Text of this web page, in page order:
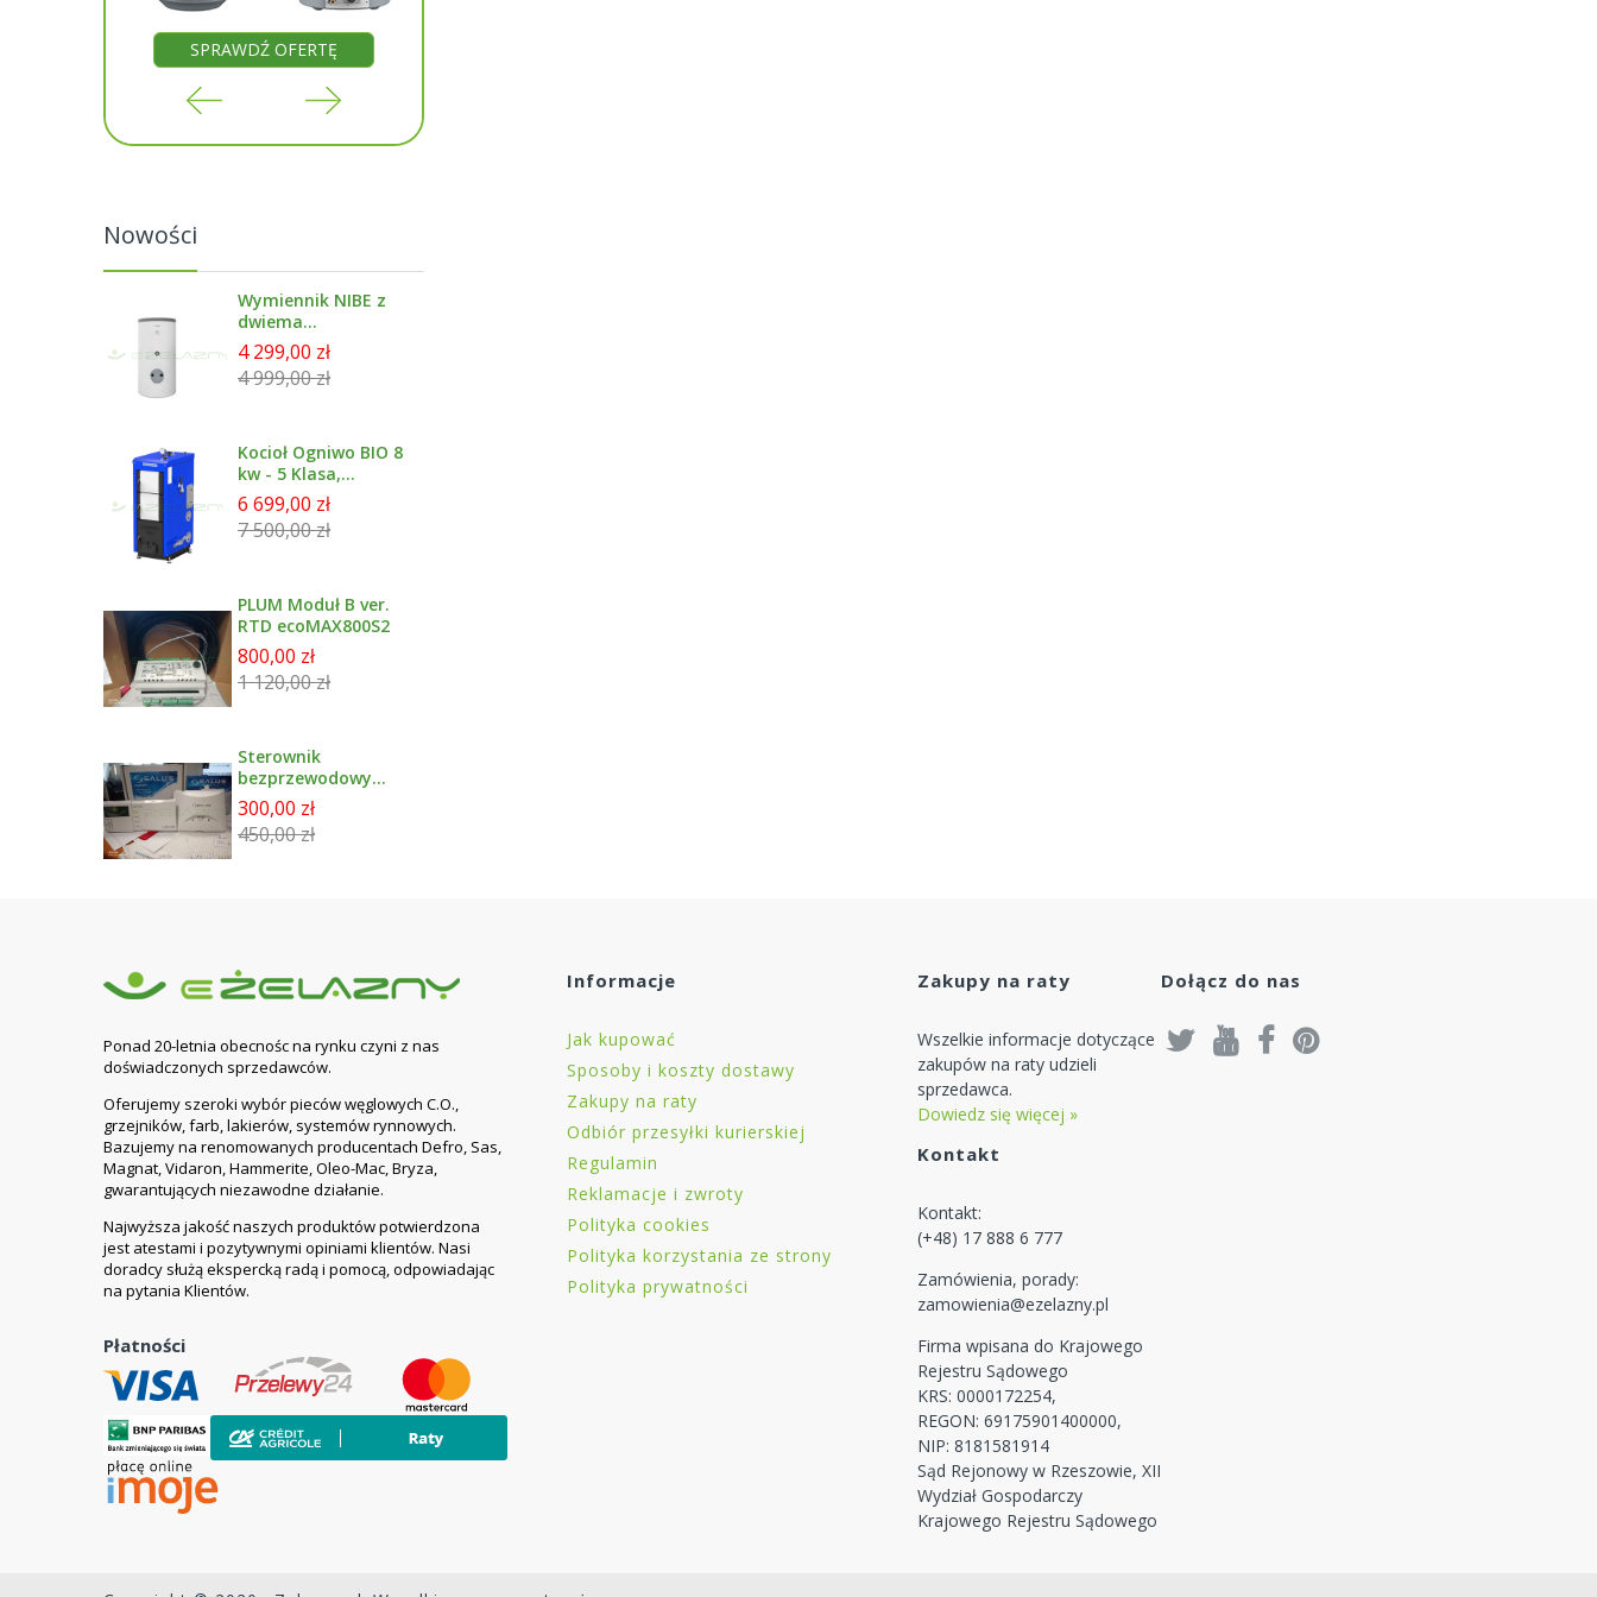
SPRAWDŹ OFERTĘ
Nowości
Wymiennik NIBE z
dwiema
wężownicami
emailowany 300 l -
BA-ST 9030-2FE
4 299,00 zł
4 999,00 zł
Kocioł Ogniwo BIO 8
kw - 5 Klasa,
Ecodesign
6 699,00 zł
7 500,00 zł
PLUM Moduł B ver.
RTD ecoMAX800S2
800,00 zł
1 120,00 zł
Sterownik
bezprzewodowy
tygodniowy
091FLWBC SALUS +
Moduł rxwbc605
300,00 zł
450,00 zł
Ponad 20-letnia obecnośc na rynku czyni z nas
doświadczonych sprzedawców.
Oferujemy szeroki wybór pieców węglowych C.O.,
grzejników, farb, lakierów, systemów rynnowych.
Bazujemy na renomowanych producentach Defro, Sas,
Magnat, Vidaron, Hammerite, Oleo-Mac, Bryza,
gwarantujących niezawodne działanie.
Najwyższa jakość naszych produktów potwierdzona
jest atestami i pozytywnymi opiniami klientów. Nasi
doradcy służą ekspercką radą i pomocą, odpowiadając
na pytania Klientów.
Płatności
Informacje
Jak kupować
Sposoby i koszty dostawy
Zakupy na raty
Odbiór przesyłki kurierskiej
Regulamin
Reklamacje i zwroty
Polityka cookies
Polityka korzystania ze strony
Polityka prywatności
Zakupy na raty
Wszelkie informacje dotyczące
zakupów na raty udzieli
sprzedawca.
Dowiedz się więcej »
Kontakt
Kontakt:
(+48) 17 888 6 777
Zamówienia, porady:
zamowienia@ezelazny.pl
Firma wpisana do Krajowego
Rejestru Sądowego
KRS: 0000172254,
REGON: 69175901400000,
NIP: 8181581914
Sąd Rejonowy w Rzeszowie, XII
Wydział Gospodarczy
Krajowego Rejestru Sądowego
Dołącz do nas